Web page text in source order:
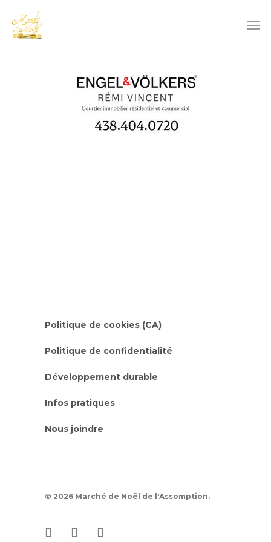
Politique de cookies (CA)
Politique de confidentialité
Développement durable
Infos pratiques
Nous joindre
© 2026 Marché de Noël de l'Assomption.